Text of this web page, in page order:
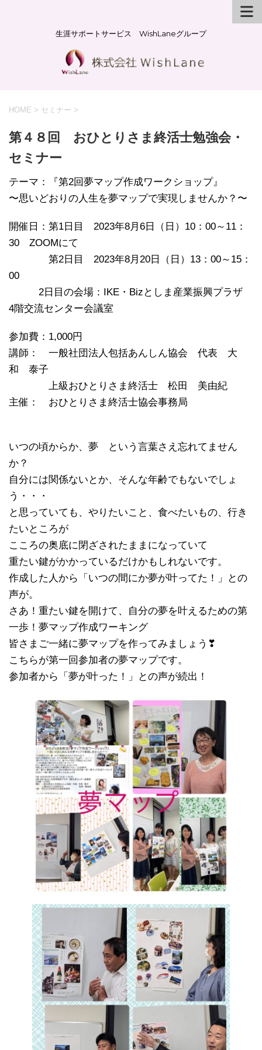
生涯サポートサービス WishLaneグループ
HOME > セミナー >
第４８回 おひとりさま終活士勉強会・
セミナー
テーマ：『第2回夢マップ作成ワークショップ』
〜思いどおりの人生を夢マップで実現しませんか？〜
開催日：第1日目 2023年8月6日（日）10：00～11：
30 ZOOMにて
第2日目 2023年8月20日（日）13：00～15：
00
2日目の会場：IKE・Bizとしま産業振興プラザ
4階交流センター会議室
参加費：1,000円
講師： 一般社団法人包括あんしん協会 代表 大
和 泰子
上級おひとりさま終活士 松田 美由紀
主催： おひとりさま終活士協会事務局
いつの頃からか、夢 という言葉さえ忘れてません
か？
自分には関係ないとか、そんな年齢でもないでしょ
う・・・
と思っていても、やりたいこと、食べたいもの、行き
たいところが
こころの奥底に閉ざされたままになっていて
重たい鍵がかかっているだけかもしれないです。
作成した人から「いつの間にか夢が叶ってた！」との
声が。
さあ！重たい鍵を開けて、自分の夢を叶えるための第
一歩！夢マップ作成ワーキング
皆さまご一緒に夢マップを作ってみましょう❣
こちらが第一回参加者の夢マップです。
参加者から「夢が叶った！」との声が続出！